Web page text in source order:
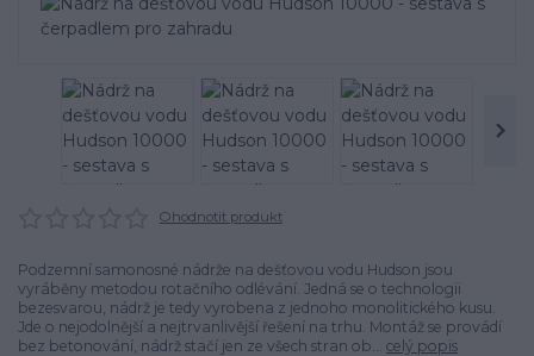
Ohodnotit produkt
Podzemní samonosné nádrže na dešťovou vodu Hudson jsou
vyráběny metodou rotačního odlévání. Jedná se o technologii
bezesvarou, nádrž je tedy vyrobena z jednoho monolitického kusu.
Jde o nejodolnější a nejtrvanlivější řešení na trhu. Montáž se provádí
bez betonování, nádrž stačí jen ze všech stran ob... celý popis